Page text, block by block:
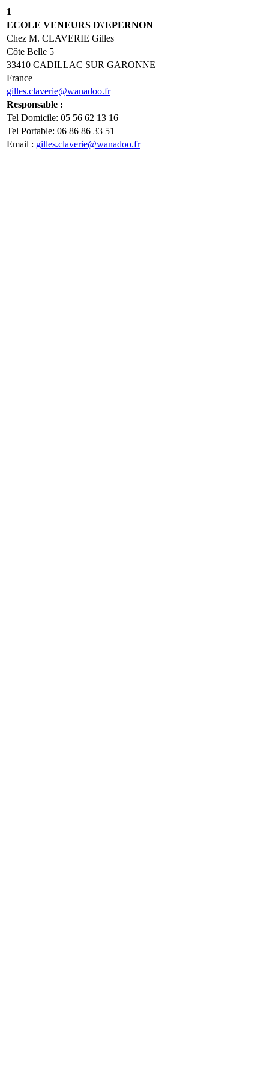
1
ECOLE VENEURS D\'EPERNON
Chez M. CLAVERIE Gilles
Côte Belle 5
33410 CADILLAC SUR GARONNE
France
gilles.claverie@wanadoo.fr
Responsable :
Tel Domicile: 05 56 62 13 16
Tel Portable: 06 86 86 33 51
Email : gilles.claverie@wanadoo.fr